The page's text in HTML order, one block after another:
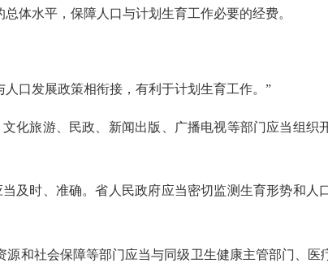
体水平，保障人口与计划生育工作必要的经费。
口发展政策相衔接，有利于计划生育工作。”
旅游、民政、新闻出版、广播电视等部门应当组织
时、准确。省人民政府应当密切监测生育形势和人
社会保障等部门应当与同级卫生健康主管部门、医